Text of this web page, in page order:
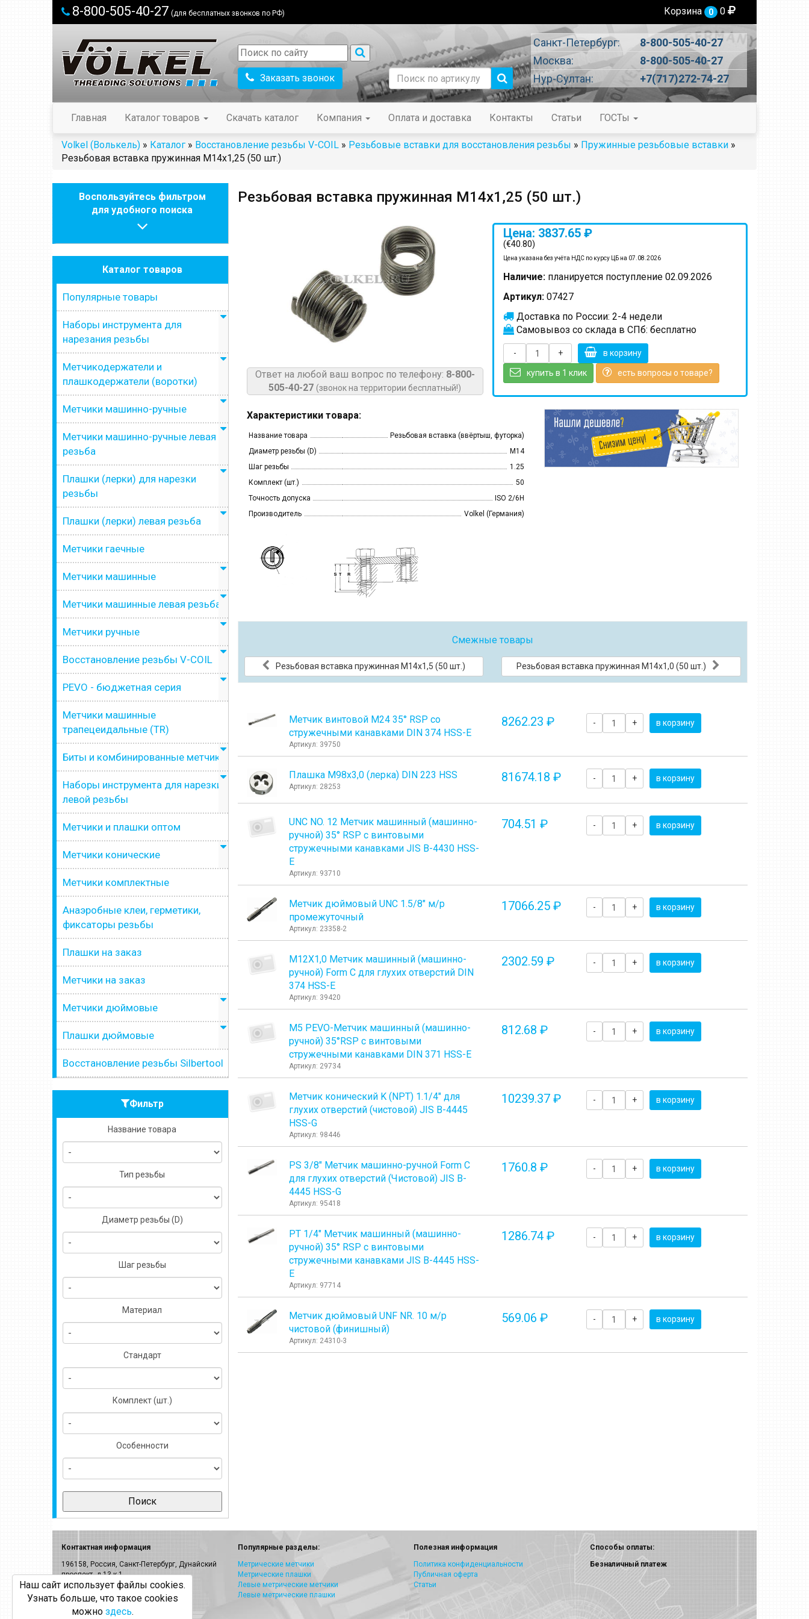
8-800-505-40-27 (для бесплатных звонков по РФ) Корзина 0 0
Заказать звонок
Санкт-Петербург:
8-800-505-40-27
Москва:
8-800-505-40-27
Нур-Султан:
+7(717)272-74-27
Главная Каталог товаров Скачать каталог Компания Оплата и доставка Контакты Статьи ГОСТы
Volkel (Волькель) » Каталог » Восстановление резьбы V-COIL » Резьбовые вставки для восстановления резьбы » Пружинные резьбовые вставки »
Резьбовая вставка пружинная M14x1,25 (50 шт.)
Воспользуйтесь фильтром
для удобного поиска
Каталог товаров
Популярные товары
Наборы инструмента для
нарезания резьбы
Метчикодержатели и
плашкодержатели (воротки)
Метчики машинно-ручные
Метчики машинно-ручные левая
резьба
Плашки (лерки) для нарезки
резьбы
Плашки (лерки) левая резьба
Метчики гаечные
Метчики машинные
Метчики машинные левая резьба
Метчики ручные
Восстановление резьбы V-COIL
PEVO - бюджетная серия
Метчики машинные
трапецеидальные (TR)
Биты и комбинированные метчики
Наборы инструмента для нарезки
левой резьбы
Метчики и плашки оптом
Метчики конические
Метчики комплектные
Анаэробные клеи, герметики,
фиксаторы резьбы
Плашки на заказ
Метчики на заказ
Метчики дюймовые
Плашки дюймовые
Восстановление резьбы Silbertool
Фильтр
Название товара
Тип резьбы
Диаметр резьбы (D)
Шаг резьбы
Материал
Стандарт
Комплект (шт.)
Особенности
Резьбовая вставка пружинная M14x1,25 (50 шт.)
Ответ на любой ваш вопрос по телефону: 8-800-
505-40-27 (звонок на территории бесплатный!)
Цена: 3837.65 ₽
(€40.80)
Цена указана без учёта НДС по курсу ЦБ на 07.08.2026
Наличие: планируется поступление 02.09.2026
Артикул: 07427
Доставка по России: 2-4 недели
Самовывоз со склада в СПб: бесплатно
- + в корзину
купить в 1 клик есть вопросы о товаре?
Характеристики товара:
Название товара
Резьбовая вставка (ввёртыш, футорка)
Диаметр резьбы (D)
M14
Шаг резьбы
1.25
Комплект (шт.)
50
Точность допуска
ISO 2/6H
Производитель
Volkel (Германия)
Смежные товары
Резьбовая вставка пружинная M14x1,5 (50 шт.) Резьбовая вставка пружинная M14x1,0 (50 шт.)
Метчик винтовой M24 35° RSP со
стружечными канавками DIN 374 HSS-E
Артикул: 39750
8262.23 ₽ - + в корзину
Плашка М98x3,0 (лерка) DIN 223 HSS
Артикул: 28253
81674.18 ₽ - + в корзину
UNC NO. 12 Метчик машинный (машинно-
ручной) 35° RSP с винтовыми
стружечными канавками JIS B-4430 HSS-
E
Артикул: 93710
704.51 ₽ - + в корзину
Метчик дюймовый UNC 1.5/8" м/р
промежуточный
Артикул: 23358-2
17066.25 ₽ - + в корзину
М12Х1,0 Метчик машинный (машинно-
ручной) Form C для глухих отверстий DIN
374 HSS-E
Артикул: 39420
2302.59 ₽ - + в корзину
М5 PEVO-Метчик машинный (машинно-
ручной) 35°RSP с винтовыми
стружечными канавками DIN 371 HSS-E
Артикул: 29734
812.68 ₽ - + в корзину
Метчик конический K (NPT) 1.1/4" для
глухих отверстий (чистовой) JIS B-4445
HSS-G
Артикул: 98446
10239.37 ₽ - + в корзину
PS 3/8" Метчик машинно-ручной Form C
для глухих отверстий (Чистовой) JIS B-
4445 HSS-G
Артикул: 95418
1760.8 ₽ - + в корзину
PT 1/4" Метчик машинный (машинно-
ручной) 35° RSP с винтовыми
стружечными канавками JIS B-4445 HSS-
E
Артикул: 97714
1286.74 ₽ - + в корзину
Метчик дюймовый UNF NR. 10 м/р
чистовой (финишный)
Артикул: 24310-3
569.06 ₽ - + в корзину
Контактная информация
196158, Россия, Санкт-Петербург, Дунайский
проспект, д.13 к.1
E-mail:info@volkel.ru
Санкт-Петербург:
Москва: +7(499)703-23-53
Популярные разделы:
Метрические метчики
Метрические плашки
Левые метрические метчики
Левые метрические плашки
Полезная информация
Политика конфиденциальности
Публичная оферта
Статьи
Способы оплаты:
Безналичный платеж
Наш сайт использует файлы cookies.
Узнать больше, что такое cookies
можно здесь.